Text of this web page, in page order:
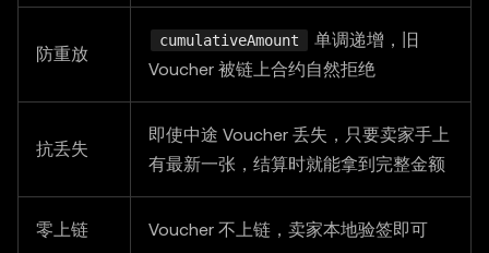
防重放
cumulativeAmount
单调递增，旧
Voucher 被链上合约自然拒绝
抗丢失
即使中途 Voucher 丢失，只要卖家手上
有最新一张，结算时就能拿到完整金额
零上链 Voucher 不上链，卖家本地验签即可